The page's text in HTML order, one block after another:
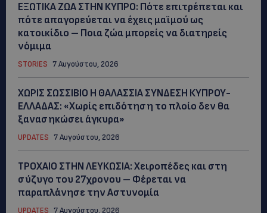
ΕΞΩΤΙΚΑ ΖΩΑ ΣΤΗΝ ΚΥΠΡΟ: Πότε επιτρέπεται και
πότε απαγορεύεται να έχεις μαϊμού ως
κατοικίδιο – Ποια ζώα μπορείς να διατηρείς
νόμιμα
STORIES 7 Αυγούστου, 2026
ΧΩΡΙΣ ΣΩΣΣΙΒΙΟ Η ΘΑΛΑΣΣΙΑ ΣΥΝΔΕΣΗ ΚΥΠΡΟΥ-
ΕΛΛΑΔΑΣ: «Χωρίς επιδότηση το πλοίο δεν θα
ξανασηκώσει άγκυρα»
UPDATES 7 Αυγούστου, 2026
ΤΡΟΧΑΙΟ ΣΤΗΝ ΛΕΥΚΩΣΙΑ: Χειροπέδες και στη
σύζυγο του 27χρονου – Φέρεται να
παραπλάνησε την Αστυνομία
UPDATES 7 Αυγούστου, 2026